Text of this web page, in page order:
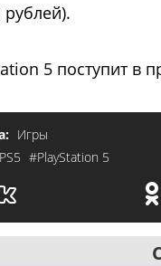
5 поступит в
Игры
#PlayStation 5